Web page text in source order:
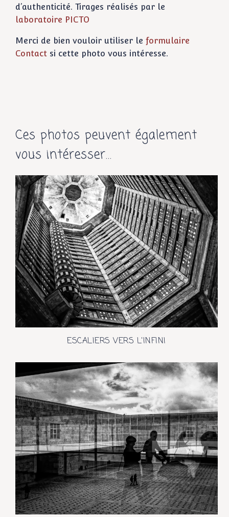
d’authenticité. Tirages réalisés par le
laboratoire PICTO
Merci de bien vouloir utiliser le formulaire
Contact si cette photo vous intéresse.
Ces photos peuvent également
vous intéresser...
ESCALIERS VERS L'INFINI